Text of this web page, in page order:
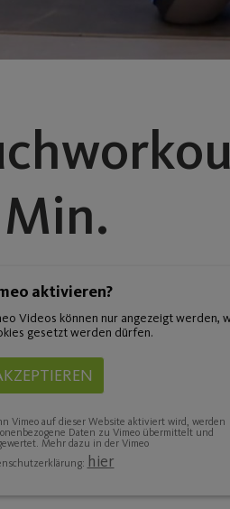
aktivieren?
Videos können nur angezeigt werden,
gesetzt werden dürfen.
Vimeo auf dieser Website aktiviert wird, werden
Daten zu Vimeo übermittelt und
Mehr dazu in der Vimeo
hier